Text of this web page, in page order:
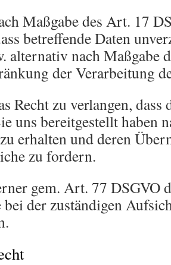
Maßgabe des Art. 17
betreffende Daten
alternativ nach Maßgabe
der Verarbeitung
Recht zu verlangen,
uns bereitgestellt haben
erhalten und deren
zu fordern.
gem. Art. 77 DSGVO
bei der zuständigen